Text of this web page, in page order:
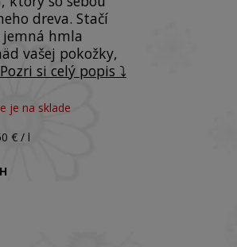
dreva. Stačí
hmla
vašej pokožky,
si celý popis ⤵️
je na sklade
€ / l